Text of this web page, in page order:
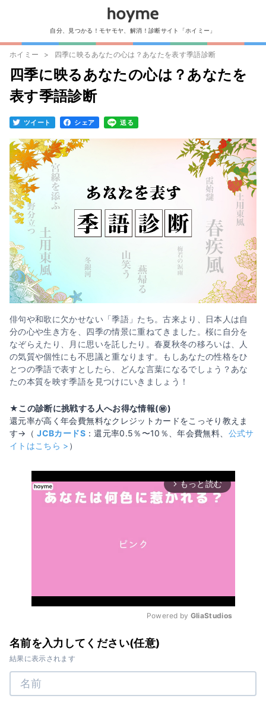
自分、見つかる！モヤモヤ、解消！診断サイト「ホイミー」
ホイミー 四季に映るあなたの心は？あなたを表す季語診断
四季に映るあなたの心は？あなたを
表す季語診断
ツイート シェア 送る
俳句や和歌に欠かせない「季語」たち。古来より、日本人は自
分の心や生き方を、四季の情景に重ねてきました。桜に自分を
なぞらえたり、月に思いを託したり。春夏秋冬の移ろいは、人
の気質や個性にも不思議と重なります。もしあなたの性格をひ
とつの季語で表すとしたら、どんな言葉になるでしょう？あな
たの本質を映す季語を見つけにいきましょう！
★この診断に挑戦する人へお得な情報(㊙️)
還元率が高く年会費無料なクレジットカードをこっそり教えま
す→（JCBカードS：還元率0.5％〜10％、年会費無料、 公式サ
イトはこちら > ）
arrow_forward_ios もっと読む
Powered by GliaStudios
名前を入力してください(任意)
結果に表示されます